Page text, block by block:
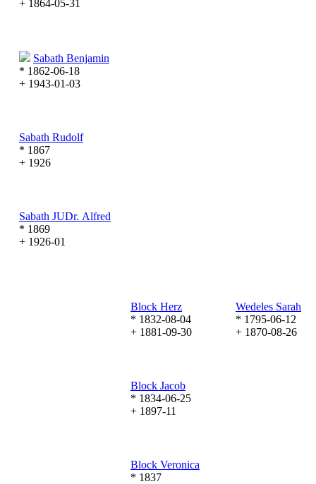
+ 1864-05-31
Sabath Benjamin
* 1862-06-18
+ 1943-01-03
Sabath Rudolf
* 1867
+ 1926
Sabath JUDr. Alfred
* 1869
+ 1926-01
Block Herz
* 1832-08-04
+ 1881-09-30
Wedeles Sarah
* 1795-06-12
+ 1870-08-26
Block Jacob
* 1834-06-25
+ 1897-11
Block Veronica
* 1837